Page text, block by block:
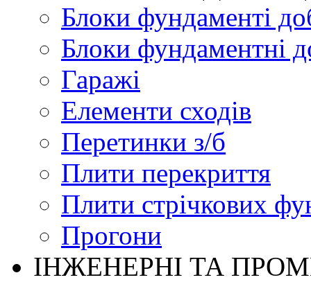
Блоки фундаменті
Блоки фундаментні
Гаражі
Елементи сходів
Перетинки з/б
Плити перекриття
Плити стрічкових
Прогони
ІНЖЕНЕРНІ ТА